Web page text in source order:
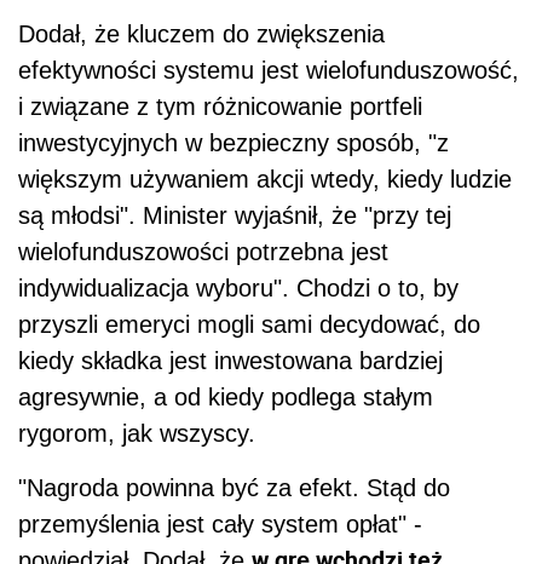
Dodał, że kluczem do zwiększenia
efektywności systemu jest wielofunduszowość,
i związane z tym różnicowanie portfeli
inwestycyjnych w bezpieczny sposób, "z
większym używaniem akcji wtedy, kiedy ludzie
są młodsi". Minister wyjaśnił, że "przy tej
wielofunduszowości potrzebna jest
indywidualizacja wyboru". Chodzi o to, by
przyszli emeryci mogli sami decydować, do
kiedy składka jest inwestowana bardziej
agresywnie, a od kiedy podlega stałym
rygorom, jak wszyscy.
"Nagroda powinna być za efekt. Stąd do
przemyślenia jest cały system opłat" -